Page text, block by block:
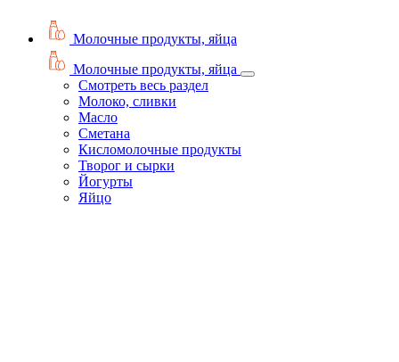
Молочные продукты, яйца
Молочные продукты, яйца
Смотреть весь раздел
Молоко, сливки
Масло
Сметана
Кисломолочные продукты
Творог и сырки
Йогурты
Яйцо